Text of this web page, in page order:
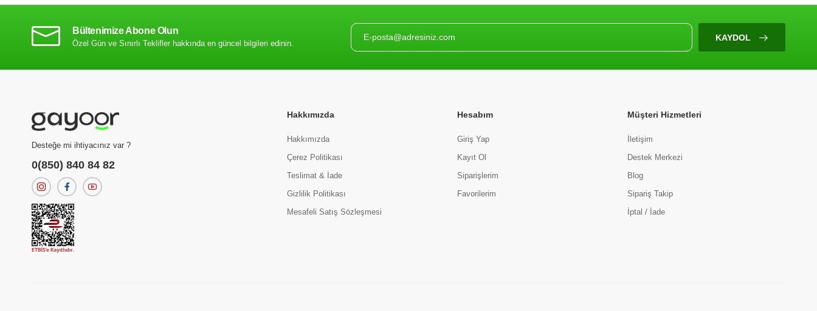
Bültenimize Abone Olun
Özel Gün ve Sınırlı Teklifler hakkında en güncel bilgileri edinin.
KAYDOL
Desteğe mi ihtiyacınız var ?
0(850) 840 84 82
Hakkımızda
Hakkımızda
Çerez Politikası
Teslimat & İade
Gizlilik Politikası
Mesafeli Satış Sözleşmesi
Hesabım
Giriş Yap
Kayıt Ol
Siparişlerim
Favorilerim
Müşteri Hizmetleri
İletişim
Destek Merkezi
Blog
Sipariş Takip
İptal / İade